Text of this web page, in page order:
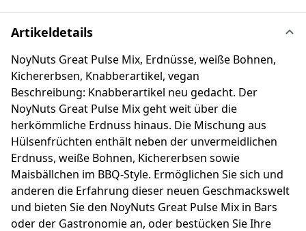
Artikeldetails
NoyNuts Great Pulse Mix, Erdnüsse, weiße Bohnen,
Kichererbsen, Knabberartikel, vegan
Beschreibung: Knabberartikel neu gedacht. Der
NoyNuts Great Pulse Mix geht weit über die
herkömmliche Erdnuss hinaus. Die Mischung aus
Hülsenfrüchten enthält neben der unvermeidlichen
Erdnuss, weiße Bohnen, Kichererbsen sowie
Maisbällchen im BBQ-Style. Ermöglichen Sie sich und
anderen die Erfahrung dieser neuen Geschmackswelt
und bieten Sie den NoyNuts Great Pulse Mix in Bars
oder der Gastronomie an, oder bestücken Sie Ihre